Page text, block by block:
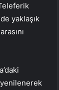
yaklaşık
yenilenerek